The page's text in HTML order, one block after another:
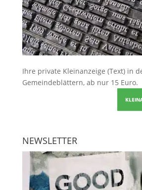
Ihre private Kleinanzeige (Text) in
Gemeindeblättern, ab nur 15 Euro.
NEWSLETTER